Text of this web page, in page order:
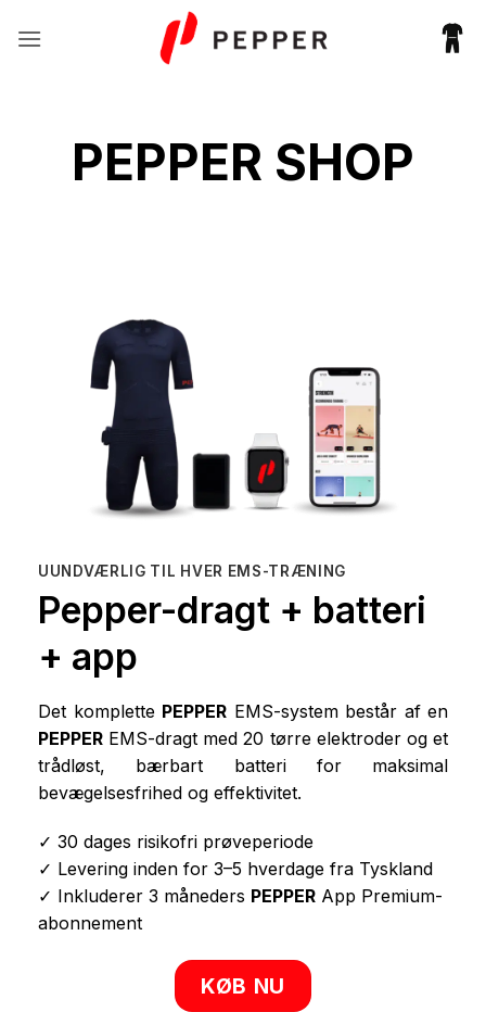
PEPPER SHOP
UUNDVÆRLIG TIL HVER EMS-TRÆNING
Pepper-dragt + batteri
+ app
Det komplette PEPPER EMS-system består af en
PEPPER EMS-dragt med 20 tørre elektroder og et
trådløst, bærbart batteri for maksimal
bevægelsesfrihed og effektivitet.
✓ 30 dages risikofri prøveperiode
✓ Levering inden for 3–5 hverdage fra Tyskland
✓ Inkluderer 3 måneders PEPPER App Premium-
abonnement
KØB NU